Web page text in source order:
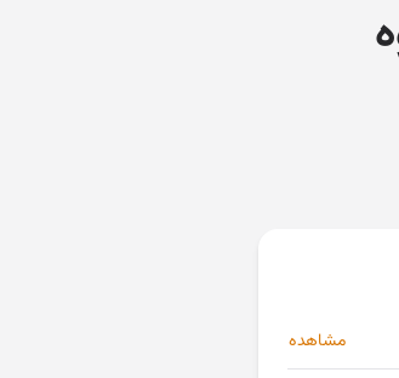
مشاهده